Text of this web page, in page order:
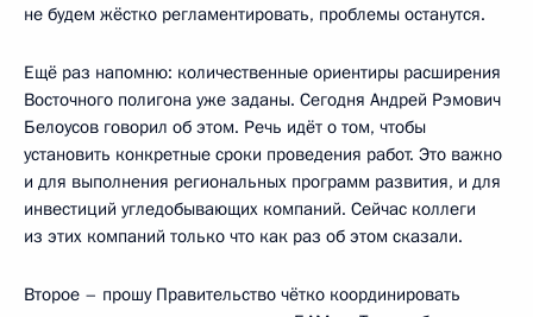
не будем жёстко регламентировать, проблемы останутся.
Ещё раз напомню: количественные ориентиры расширения
Восточного полигона уже заданы. Сегодня Андрей Рэмович
Белоусов говорил об этом. Речь идёт о том, чтобы
установить конкретные сроки проведения работ. Это важно
и для выполнения региональных программ развития, и для
инвестиций угледобывающих компаний. Сейчас коллеги
из этих компаний только что как раз об этом сказали.
Второе – прошу Правительство чётко координировать